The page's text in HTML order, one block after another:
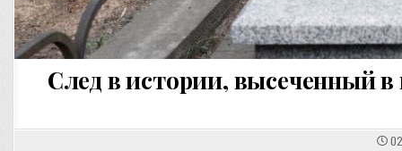
След в истории, высеченный